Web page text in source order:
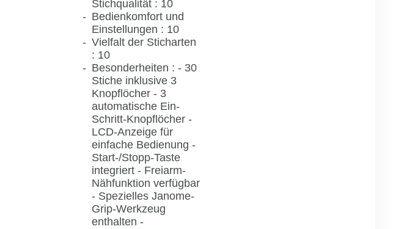
Stichqualität : 10
Bedienkomfort und
Einstellungen : 10
Vielfalt der Sticharten
: 10
Besonderheiten : - 30
Stiche inklusive 3
Knopflöcher - 3
automatische Ein-
Schritt-Knopflöcher -
LCD-Anzeige für
einfache Bedienung -
Start-/Stopp-Taste
integriert - Freiarm-
Nähfunktion verfügbar
- Spezielles Janome-
Grip-Werkzeug
enthalten -